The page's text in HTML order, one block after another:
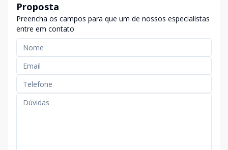
Proposta
Preencha os campos para que um de nossos especialistas
entre em contato